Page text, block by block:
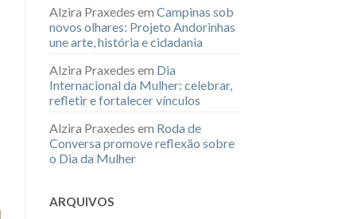
Alzira Praxedes em Campinas sob
novos olhares: Projeto Andorinhas
une arte, história e cidadania
Alzira Praxedes em Dia
Internacional da Mulher: celebrar,
refletir e fortalecer vínculos
Alzira Praxedes em Roda de
Conversa promove reflexão sobre
o Dia da Mulher
ARQUIVOS